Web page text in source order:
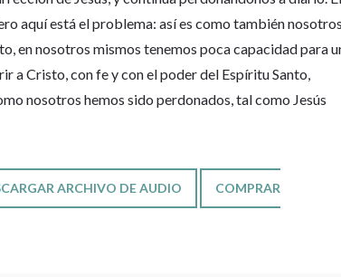
aquí está el problema: así es como también nosotros
en nosotros mismos tenemos poca capacidad para
a Cristo, con fe y con el poder del Espíritu Santo,
nosotros hemos sido perdonados, tal como Jesús
ARCHIVO DE AUDIO
COMPRAR